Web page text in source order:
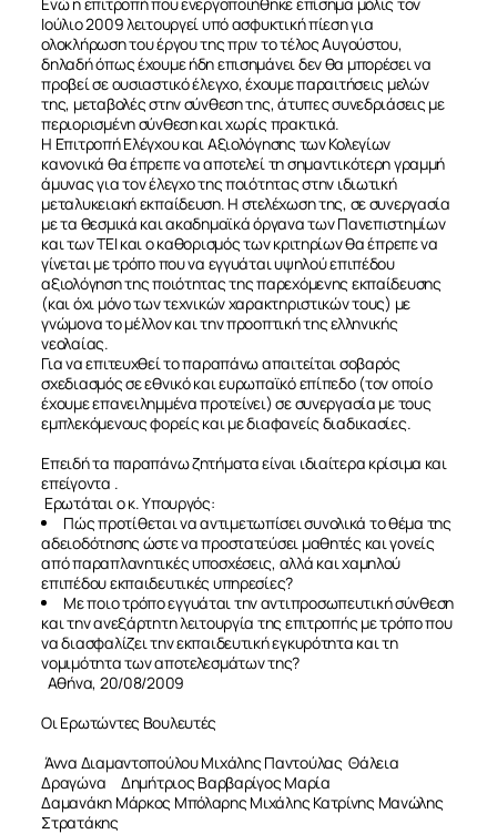
ΣΧΕΤΙΚΑ
ΝΕΑ
ΕΠΙΚΟΙΝΩΝΙΑ
Ιούλιο 2009 λειτουργεί υπό ασφυκτική πίεση για
ολοκλήρωση του έργου της πριν το τέλος Αυγούστου,
δηλαδή όπως έχουμε ήδη επισημάνει δεν θα μπορέσει να
προβεί σε ουσιαστικό έλεγχο, έχουμε παραιτήσεις μελών
της, μεταβολές στην σύνθεση της, άτυπες συνεδριάσεις με
περιορισμένη σύνθεση και χωρίς πρακτικά.
Η Επιτροπή Ελέγχου και Αξιολόγησης των Κολεγίων
κανονικά θα έπρεπε να αποτελεί τη σημαντικότερη γραμμή
άμυνας για τον έλεγχο της ποιότητας στην ιδιωτική
μεταλυκειακή εκπαίδευση. Η στελέχωση της, σε συνεργασία
με τα θεσμικά και ακαδημαϊκά όργανα των Πανεπιστημίων
και των ΤΕΙ και ο καθορισμός των κριτηρίων θα έπρεπε να
γίνεται με τρόπο που να εγγυάται υψηλού επιπέδου
αξιολόγηση της ποιότητας της παρεχόμενης εκπαίδευσης
(και όχι μόνο των τεχνικών χαρακτηριστικών τους) με
γνώμονα το μέλλον και την προοπτική της ελληνικής
νεολαίας.
Για να επιτευχθεί το παραπάνω απαιτείται σοβαρός
σχεδιασμός σε εθνικό και ευρωπαϊκό επίπεδο (τον οποίο
έχουμε επανειλημμένα προτείνει) σε συνεργασία με τους
εμπλεκόμενους φορείς και με διαφανείς διαδικασίες.
Επειδή τα παραπάνω ζητήματα είναι ιδιαίτερα κρίσιμα και
επείγοντα .
Eρωτάται ο κ. Υπουργός:
Πώς προτίθεται να αντιμετωπίσει συνολικά το θέμα της
αδειοδότησης ώστε να προστατεύσει μαθητές και γονείς
από παραπλανητικές υποσχέσεις, αλλά και χαμηλού
επιπέδου εκπαιδευτικές υπηρεσίες?
Με ποιο τρόπο εγγυάται την αντιπροσωπευτική σύνθεση
και την ανεξάρτητη λειτουργία της επιτροπής με τρόπο που
να διασφαλίζει την εκπαιδευτική εγκυρότητα και τη
νομιμότητα των αποτελεσμάτων της?
Αθήνα, 20/08/2009
Οι Ερωτώντες Βουλευτές
Άννα Διαμαντοπούλου Μιχάλης Παντούλας Θάλεια
Δραγώνα Δημήτριος Βαρβαρίγος Μαρία
Δαμανάκη Μάρκος Μπόλαρης Μιχάλης Κατρίνης Μανώλης
Στρατάκης